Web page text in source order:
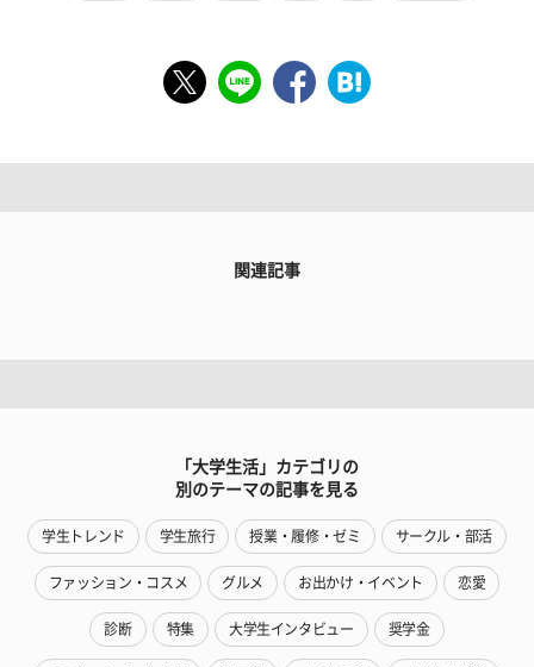
関連記事
「大学生活」カテゴリの
別のテーマの記事を見る
学生トレンド 学生旅行 授業・履修・ゼミ サークル・部活
ファッション・コスメ グルメ お出かけ・イベント 恋愛
診断 特集 大学生インタビュー 奨学金